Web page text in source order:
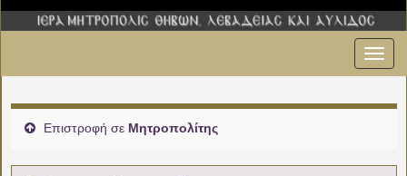
Επιστροφή σε Μητροπολίτης